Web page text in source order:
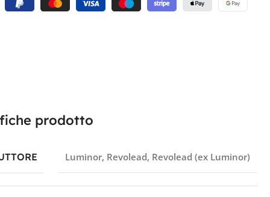
prodotto
Luminor, Revolead, Revolead (ex Luminor)